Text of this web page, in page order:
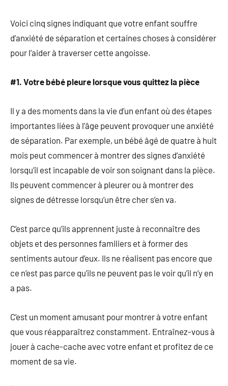
Voici cinq signes indiquant que votre enfant souffre
d’anxiété de séparation et certaines choses à considérer
pour l’aider à traverser cette angoisse.
#1. Votre bébé pleure lorsque vous quittez la pièce
Il y a des moments dans la vie d’un enfant où des étapes
importantes liées à l’âge peuvent provoquer une anxiété
de séparation. Par exemple, un bébé âgé de quatre à huit
mois peut commencer à montrer des signes d’anxiété
lorsqu’il est incapable de voir son soignant dans la pièce.
Ils peuvent commencer à pleurer ou à montrer des
signes de détresse lorsqu’un être cher s’en va.
C’est parce qu’ils apprennent juste à reconnaître des
objets et des personnes familiers et à former des
sentiments autour d’eux. Ils ne réalisent pas encore que
ce n’est pas parce qu’ils ne peuvent pas le voir qu’il n’y en
a pas.
C’est un moment amusant pour montrer à votre enfant
que vous réapparaîtrez constamment. Entraînez-vous à
jouer à cache-cache avec votre enfant et profitez de ce
moment de sa vie.